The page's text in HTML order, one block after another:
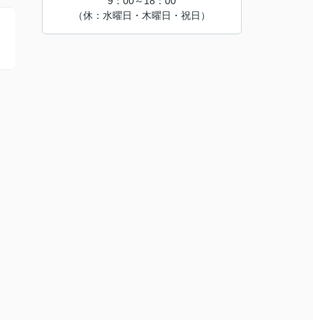
（休：水曜日・木曜日・祝日）